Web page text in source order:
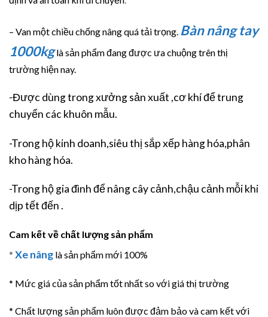
– Van một chiều chống nâng quá tải trọng. Bàn nâng tay
1000kg là sản phẩm đang được ưa chuộng trên thị
trường hiện nay.
-Được dùng trong xưởng sản xuất ,cơ khí để trung
chuyển các khuôn mẫu.
-Trong hộ kinh doanh,siêu thị sắp xếp hàng hóa,phân
kho hàng hóa.
-Trong hộ gia đình để nâng cây cảnh,chậu cảnh mỗi khi
dịp tết đến .
Cam kết về chất lượng sản phẩm
* Xe nâng là sản phẩm mới 100%
* Mức giá của sản phẩm tốt nhất so với giá thị trường
* Chất lượng sản phẩm luôn được đảm bảo và cam kết với